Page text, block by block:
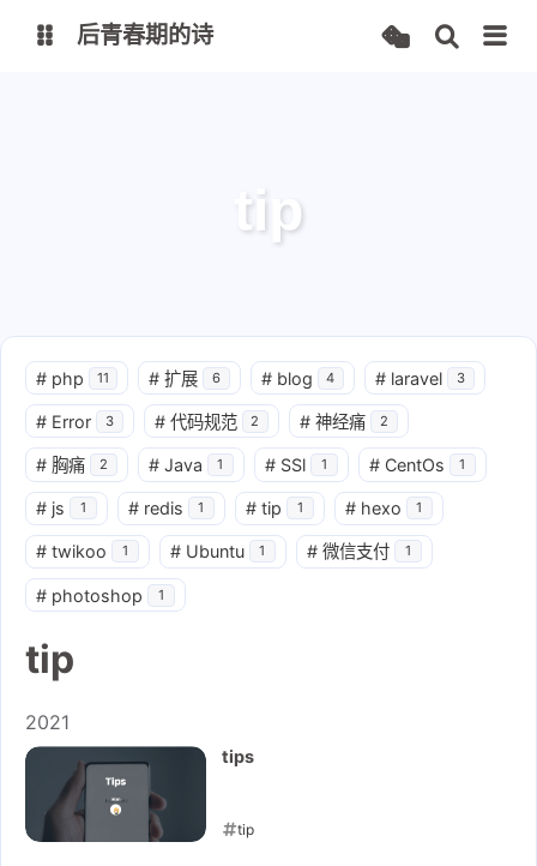
后青春期的诗
tip
# php 11 # 扩展 6 # blog 4 # laravel 3
# Error 3 # 代码规范 2 # 神经痛 2
# 胸痛 2 # Java 1 # SSl 1 # CentOs 1
# js 1 # redis 1 # tip 1 # hexo 1
# twikoo 1 # Ubuntu 1 # 微信支付 1
# photoshop 1
tip
2021
tips
tip